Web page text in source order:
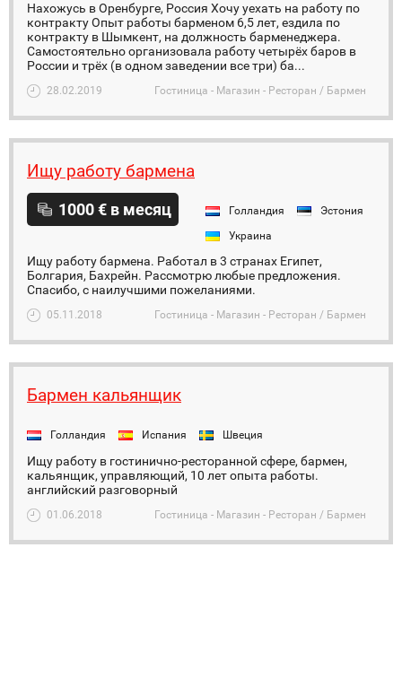
Нахожусь в Оренбурге, Россия Хочу уехать на работу по
контракту Опыт работы барменом 6,5 лет, ездила по
контракту в Шымкент, на должность барменеджера.
Самостоятельно организовала работу четырёх баров в
России и трёх (в одном заведении все три) ба...
28.02.2019 Гостиница - Магазин - Ресторан / Бармен
Ищу работу бармена
1000 € в месяц Голландия
Эстония
Украина
Ищу работу бармена. Работал в 3 странах Египет,
Болгария, Бахрейн. Рассмотрю любые предложения.
Спасибо, с наилучшими пожеланиями.
05.11.2018 Гостиница - Магазин - Ресторан / Бармен
Бармен кальянщик
Голландия Испания Швеция
Ищу работу в гостинично-ресторанной сфере, бармен,
кальянщик, управляющий, 10 лет опыта работы.
английский разговорный
01.06.2018 Гостиница - Магазин - Ресторан / Бармен